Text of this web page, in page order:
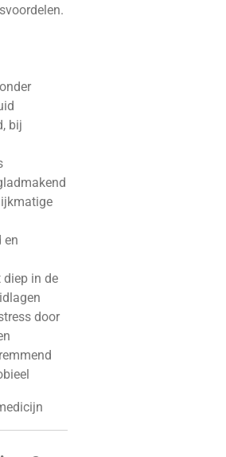
bij
en
diep in de
door